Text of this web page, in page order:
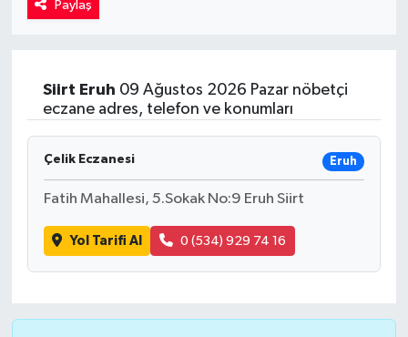
Paylaş
Siirt Eruh 09 Ağustos 2026 Pazar nöbetçi
eczane adres, telefon ve konumları
Çelik Eczanesi Eruh
Fatih Mahallesi, 5.Sokak No:9 Eruh Siirt
Yol Tarifi Al 0 (534) 929 74 16
Yaşam